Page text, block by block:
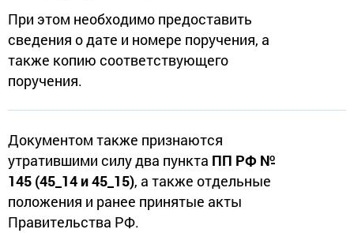
При этом необходимо предоставить
сведения о дате и номере поручения, а
также копию соответствующего
поручения.
Документом также признаются
утратившими силу два пункта ПП РФ №
145 (45_14 и 45_15), а также отдельные
положения и ранее принятые акты
Правительства РФ.